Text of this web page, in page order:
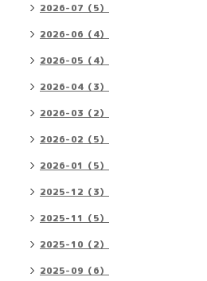
2026-07（5）
2026-06（4）
2026-05（4）
2026-04（3）
2026-03（2）
2026-02（5）
2026-01（5）
2025-12（3）
2025-11（5）
2025-10（2）
2025-09（6）